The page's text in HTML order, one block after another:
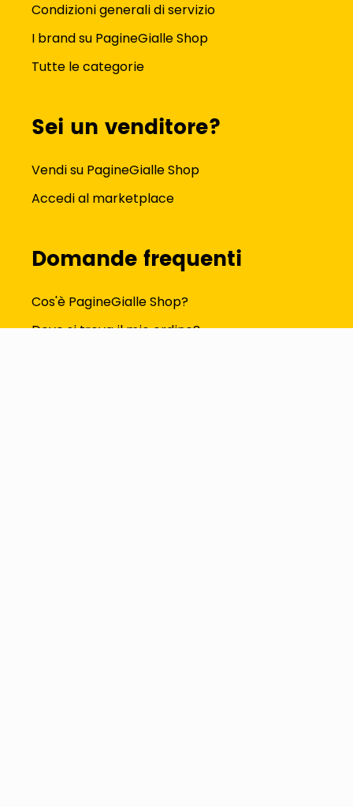
Condizioni generali di servizio
I brand su PagineGialle Shop
Tutte le categorie
Sei un venditore?
Vendi su PagineGialle Shop
Accedi al marketplace
Domande frequenti
Cos'è PagineGialle Shop?
Dove si trova il mio ordine?